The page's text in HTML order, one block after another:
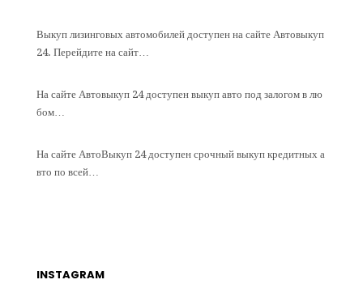
Выкуп лизинговых автомобилей доступен на сайте Автовыкуп
24. Перейдите на сайт…
На сайте Автовыкуп 24 доступен выкуп авто под залогом в лю
бом…
На сайте АвтоВыкуп 24 доступен срочный выкуп кредитных а
вто по всей…
INSTAGRAM